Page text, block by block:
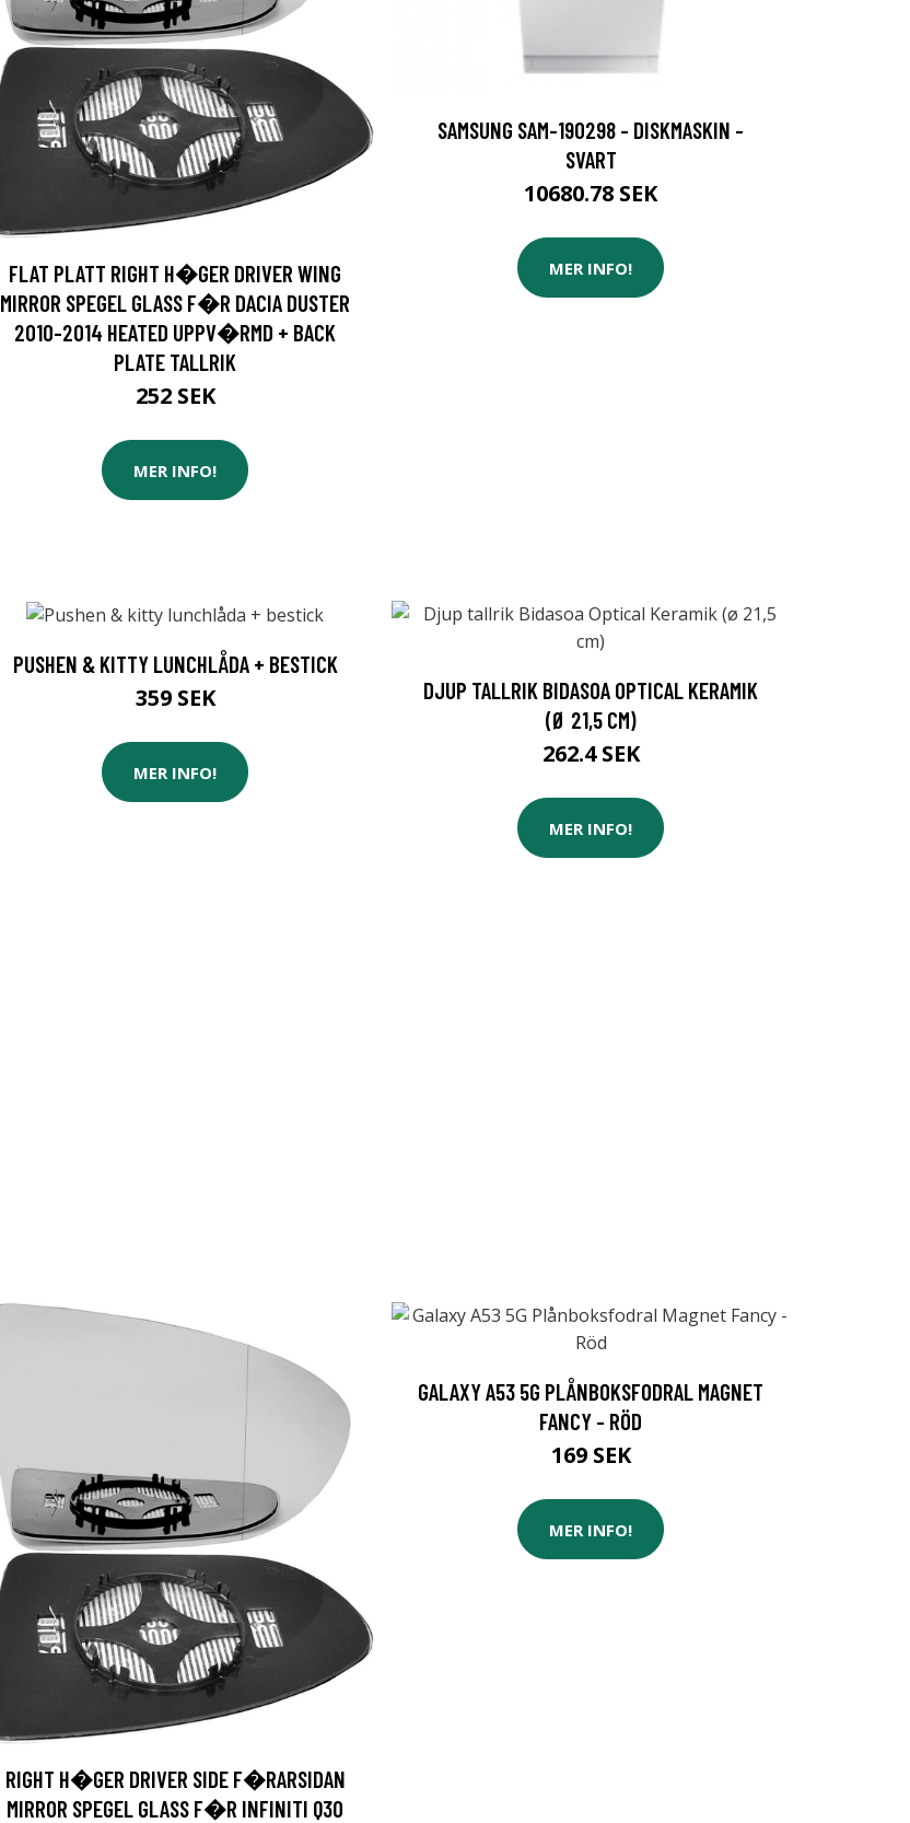
FLAT PLATT RIGHT H�GER DRIVER WING
MIRROR SPEGEL GLASS F�R DACIA DUSTER
2010-2014 HEATED UPPV�RMD + BACK
PLATE TALLRIK
252 SEK
MER INFO!
SAMSUNG SAM-190298 - DISKMASKIN -
SVART
10680.78 SEK
MER INFO!
PUSHEN & KITTY LUNCHLÅDA + BESTICK
359 SEK
MER INFO!
DJUP TALLRIK BIDASOA OPTICAL KERAMIK
(Ø 21,5 CM)
262.4 SEK
MER INFO!
RIGHT H�GER DRIVER SIDE F�RARSIDAN
MIRROR SPEGEL GLASS F�R INFINITI Q30
GALAXY A53 5G PLÅNBOKSFODRAL MAGNET
FANCY - RÖD
169 SEK
MER INFO!